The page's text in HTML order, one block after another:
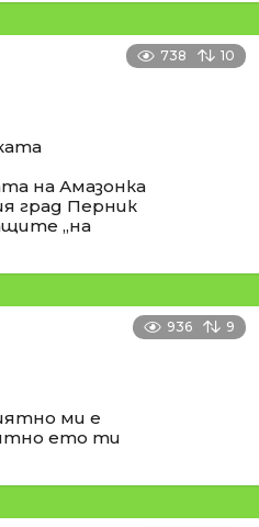
738 10
на Амазонка
град Перник
„на
936 9
ми е
ето ти